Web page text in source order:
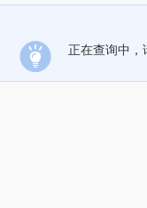
正在查询中，